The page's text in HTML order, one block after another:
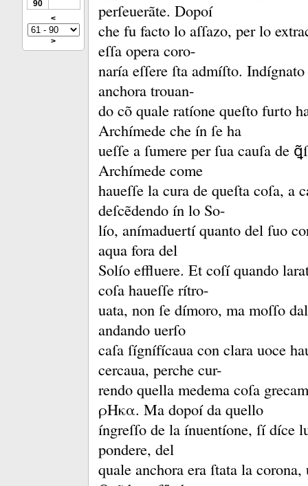
90
<
>
perſeuerãte. Dopoí
che fu facto lo aſſazo, per lo
eſſa opera coro-
naría eſſere ſta admíſto. Indígnato
anchora trouan-
do cõ quale ratíone queſto furto
Archímede che ín ſe ha
ueſſe a ſumere per ſua cauſa
Archímede come
haueſſe la cura de queſta coſa,
deſcẽdendo ín lo So-
lío, anímaduertí quanto del ſuo
aqua fora del
Solío effluere. Et coſí quando
coſa haueſſe rítro-
uata, non ſe dímoro, ma moſſo
andando uerſo
caſa ſígnífícaua con clara uoce
cercaua, perche cur-
rendo quella medema coſa
ρΗκα. Ma dopoí da quello
íngreſſo de la ínuentíone, ſí díce
pondere, del
quale anchora era ſtata la